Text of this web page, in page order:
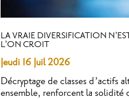
LA VRAIE DIVERSIFICATION
L’ON CROIT
Jeudi 16 Juil 2026
Décryptage de classes d’actifs
ensemble, renforcent la solidité